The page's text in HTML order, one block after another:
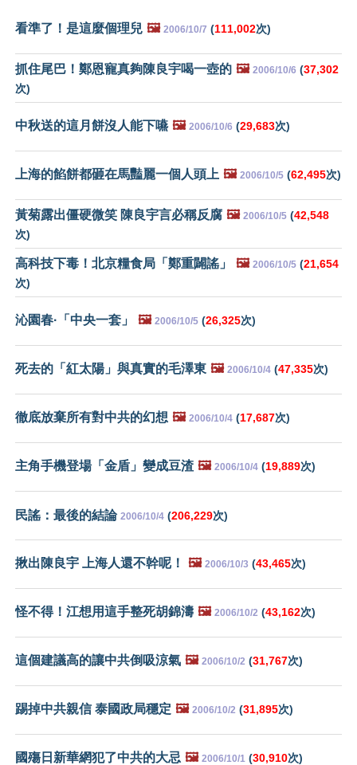
看準了！是這麼個理兒 🖼️ 2006/10/7 (111,002次)
抓住尾巴！鄭恩寵真夠陳良宇喝一壺的 🖼️ 2006/10/6 (37,302
次)
中秋送的這月餅沒人能下嚥 🖼️ 2006/10/6 (29,683次)
上海的餡餅都砸在馬豔麗一個人頭上 🖼️ 2006/10/5 (62,495次)
黃菊露出僵硬微笑 陳良宇言必稱反腐 🖼️ 2006/10/5 (42,548
次)
高科技下毒！北京糧食局「鄭重闢謠」 🖼️ 2006/10/5 (21,654
次)
沁園春·「中央一套」 🖼️ 2006/10/5 (26,325次)
死去的「紅太陽」與真實的毛澤東 🖼️ 2006/10/4 (47,335次)
徹底放棄所有對中共的幻想 🖼️ 2006/10/4 (17,687次)
主角手機登場「金盾」變成豆渣 🖼️ 2006/10/4 (19,889次)
民謠：最後的結論 2006/10/4 (206,229次)
揪出陳良宇 上海人還不幹呢！ 🖼️ 2006/10/3 (43,465次)
怪不得！江想用這手整死胡錦濤 🖼️ 2006/10/2 (43,162次)
這個建議高的讓中共倒吸涼氣 🖼️ 2006/10/2 (31,767次)
踢掉中共親信 泰國政局穩定 🖼️ 2006/10/2 (31,895次)
國殤日新華網犯了中共的大忌 🖼️ 2006/10/1 (30,910次)